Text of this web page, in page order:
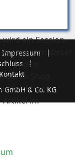
Impressum
Kontakt
& Co. KG
wird ein Session-
dieser
Cookie
Shop
wichtige
Artikel im